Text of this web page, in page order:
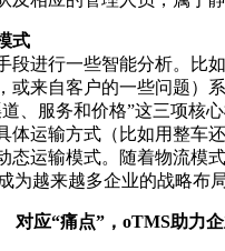
式
段进行一些智能分析。比
或来自客户的一些问题）
、服务和价格”这三项核
体运输方式（比如用整车
态运输模式。随着物流模
为越来越多企业的战略布局
对应“痛点”，oTMS助力